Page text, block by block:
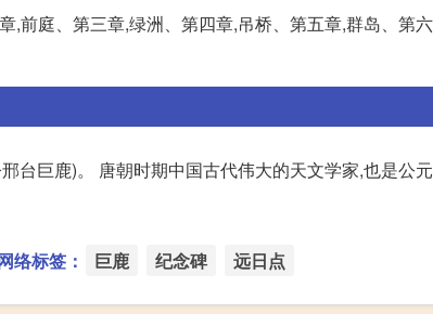
,前庭、第三章,绿洲、第四章,吊桥、第五章,群岛、第
台巨鹿)。 唐朝时期中国古代伟大的天文学家,也是公
络标签： 巨鹿 纪念碑 远日点